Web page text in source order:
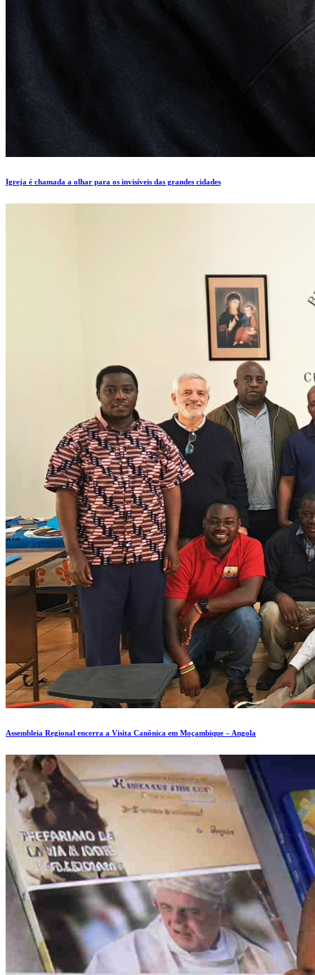
Igreja é chamada a olhar para os invisíveis das grandes cidades
Assembleia Regional encerra a Visita Canônica em Moçambique – Angola